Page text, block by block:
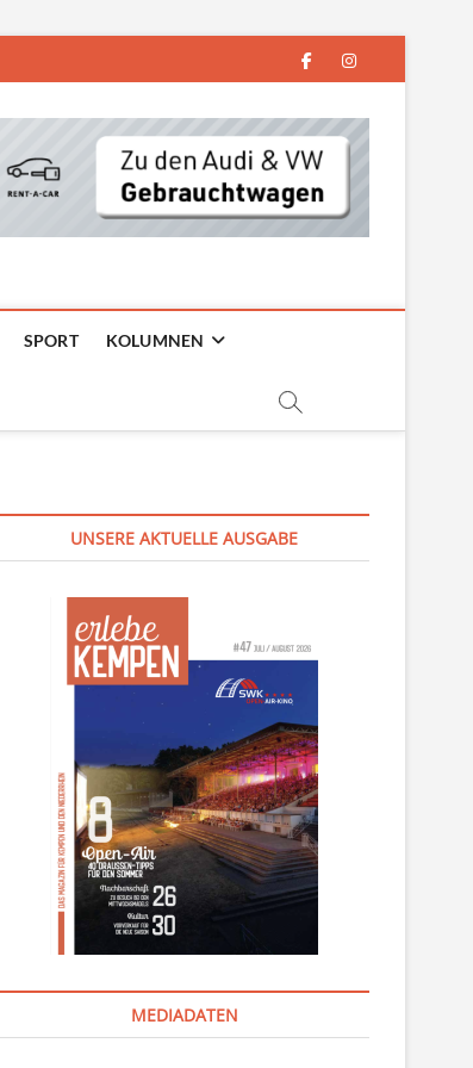
facebookinstagram
SPORT KOLUMNEN
UNSERE AKTUELLE AUSGABE
MEDIADATEN